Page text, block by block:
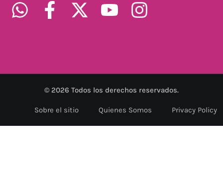
© 2026 Todos los derechos reservados.
Sobre el sitio Quienes Somos Privacy Policy